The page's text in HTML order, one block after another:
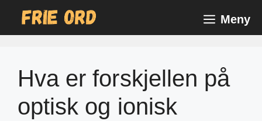
Meny
Hva er forskjellen på
optisk og ionisk